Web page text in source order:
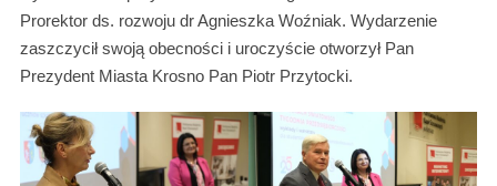
Prorektor ds. rozwoju dr Agnieszka Woźniak. Wydarzenie
zaszczycił swoją obecności i uroczyście otworzył Pan
Prezydent Miasta Krosno Pan Piotr Przytocki.